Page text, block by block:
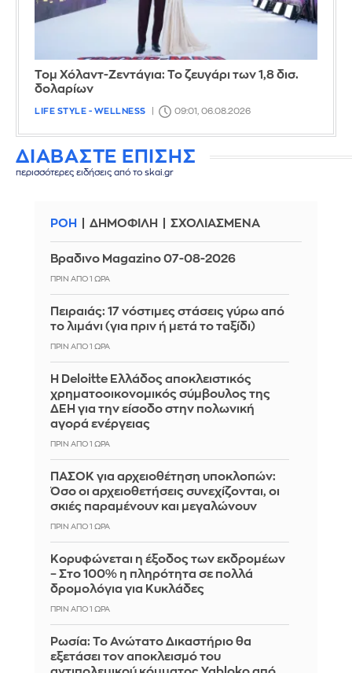
Τομ Χόλαντ-Ζεντάγια: Το ζευγάρι των 1,8 δισ.
δολαρίων
LIFE STYLE - WELLNESS 09:01, 06.08.2026
ΔΙΑΒΑΣΤΕ ΕΠΙΣΗΣ
περισσότερες ειδήσεις από το skai.gr
ΡΟΗ ΔΗΜΟΦΙΛΗ ΣΧΟΛΙΑΣΜΕΝΑ
Βραδινο Magazino 07-08-2026
ΠΡΙΝ ΑΠΌ 1 ΏΡΑ
Πειραιάς: 17 νόστιμες στάσεις γύρω από
το λιμάνι (για πριν ή μετά το ταξίδι)
ΠΡΙΝ ΑΠΌ 1 ΏΡΑ
Η Deloitte Ελλάδος αποκλειστικός
χρηματοοικονομικός σύμβουλος της
ΔΕΗ για την είσοδο στην πολωνική
αγορά ενέργειας
ΠΡΙΝ ΑΠΌ 1 ΏΡΑ
ΠΑΣΟΚ για αρχειοθέτηση υποκλοπών:
Όσο οι αρχειοθετήσεις συνεχίζονται, οι
σκιές παραμένουν και μεγαλώνουν
ΠΡΙΝ ΑΠΌ 1 ΏΡΑ
Κορυφώνεται η έξοδος των εκδρομέων
– Στο 100% η πληρότητα σε πολλά
δρομολόγια για Κυκλάδες
ΠΡΙΝ ΑΠΌ 1 ΏΡΑ
Ρωσία: Το Ανώτατο Δικαστήριο θα
εξετάσει τον αποκλεισμό του